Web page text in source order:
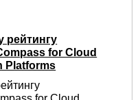
рейтингу
for Cloud
Platforms